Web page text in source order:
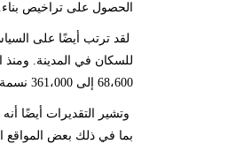
الحصول على تراخيص بناء.
لقد ترتب أيضًا على
68،600 إلى 361،000 نسمة – وهي زيادة قدرها 190 بالمائة.
بما في ذلك بعض المواقع